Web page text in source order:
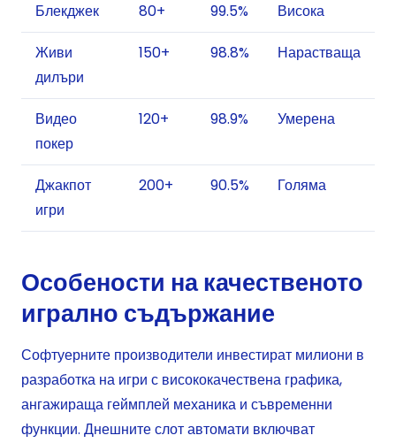
Блекджек 80+ 99.5% Висока
Живи
дилъри
150+ 98.8% Нарастваща
Видео
покер
120+ 98.9% Умерена
Джакпот
игри
200+ 90.5% Голяма
Особености на качественото
игрално съдържание
Софтуерните производители инвестират милиони в
разработка на игри с висококачествена графика,
ангажираща геймплей механика и съвременни
функции. Днешните слот автомати включват